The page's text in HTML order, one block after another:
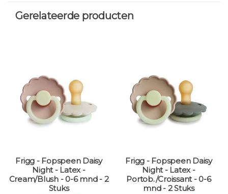
Gerelateerde producten
Frigg - Fopspeen Daisy
Night - Latex -
Cream/Blush - 0-6 mnd - 2
Stuks
Frigg - Fopspeen Daisy
Night - Latex -
Portob./Croissant - 0-6
mnd - 2 Stuks